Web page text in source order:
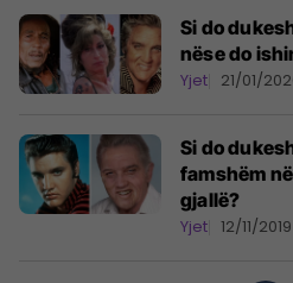
Si do
nëse do
Yjet 21/01/
Si do
famshëm
gjallë?
Yjet 12/11/2019